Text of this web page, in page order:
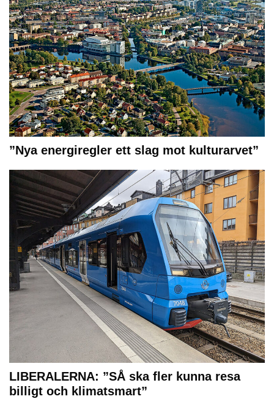
”Nya energiregler ett slag mot kulturarvet”
LIBERALERNA: ”SÅ ska fler kunna resa
billigt och klimatsmart”